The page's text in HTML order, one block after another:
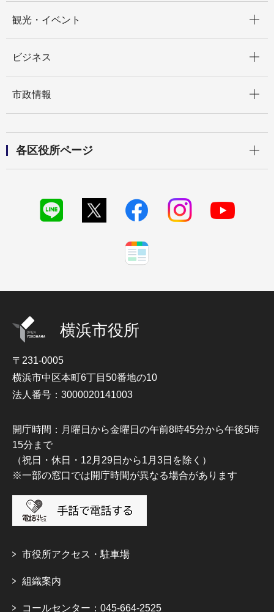
観光・イベント
ビジネス
市政情報
各区役所ページ
横浜市役所
〒231-0005
横浜市中区本町6丁目50番地の10
法人番号：3000020141003
開庁時間：月曜日から金曜日の午前8時45分から午後5時
15分まで
（祝日・休日・12月29日から1月3日を除く）
※一部の窓口では開庁時間が異なる場合があります
市役所アクセス・駐車場
組織案内
コールセンター：045-664-2525